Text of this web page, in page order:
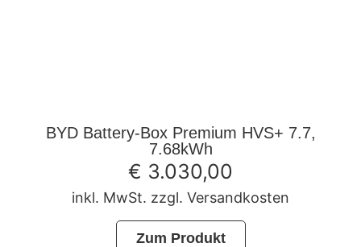
BYD Battery-Box Premium HVS+ 7.7,
7.68kWh
€ 3.030,00
inkl. MwSt. zzgl. Versandkosten
Zum Produkt